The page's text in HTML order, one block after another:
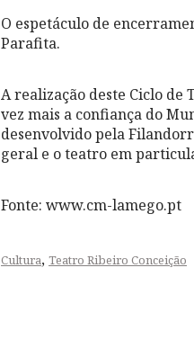
O espetáculo de
Parafita.
A realização deste Ciclo de
vez mais a confiança do
desenvolvido pela
geral e o teatro em
Fonte: www.cm-lamego.pt
Cultura, Teatro Ribeiro Conceição